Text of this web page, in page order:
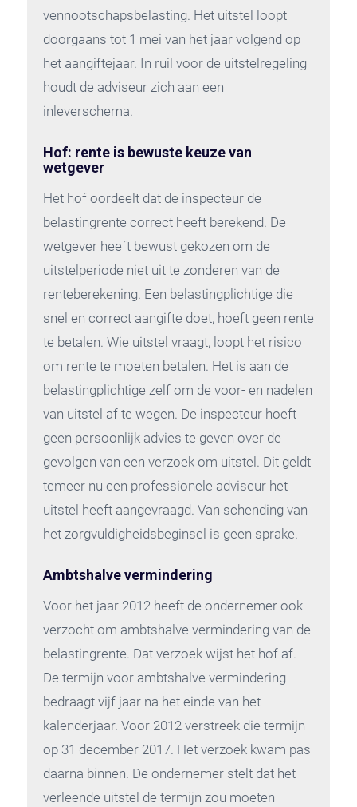
vennootschapsbelasting. Het uitstel loopt
doorgaans tot 1 mei van het jaar volgend op
het aangiftejaar. In ruil voor de uitstelregeling
houdt de adviseur zich aan een
inleverschema.
Hof: rente is bewuste keuze van
wetgever
Het hof oordeelt dat de inspecteur de
belastingrente correct heeft berekend. De
wetgever heeft bewust gekozen om de
uitstelperiode niet uit te zonderen van de
renteberekening. Een belastingplichtige die
snel en correct aangifte doet, hoeft geen rente
te betalen. Wie uitstel vraagt, loopt het risico
om rente te moeten betalen. Het is aan de
belastingplichtige zelf om de voor- en nadelen
van uitstel af te wegen. De inspecteur hoeft
geen persoonlijk advies te geven over de
gevolgen van een verzoek om uitstel. Dit geldt
temeer nu een professionele adviseur het
uitstel heeft aangevraagd. Van schending van
het zorgvuldigheidsbeginsel is geen sprake.
Ambtshalve vermindering
Voor het jaar 2012 heeft de ondernemer ook
verzocht om ambtshalve vermindering van de
belastingrente. Dat verzoek wijst het hof af.
De termijn voor ambtshalve vermindering
bedraagt vijf jaar na het einde van het
kalenderjaar. Voor 2012 verstreek die termijn
op 31 december 2017. Het verzoek kwam pas
daarna binnen. De ondernemer stelt dat het
verleende uitstel de termijn zou moeten